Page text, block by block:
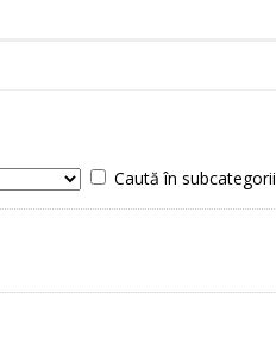
Caută în subcategorii